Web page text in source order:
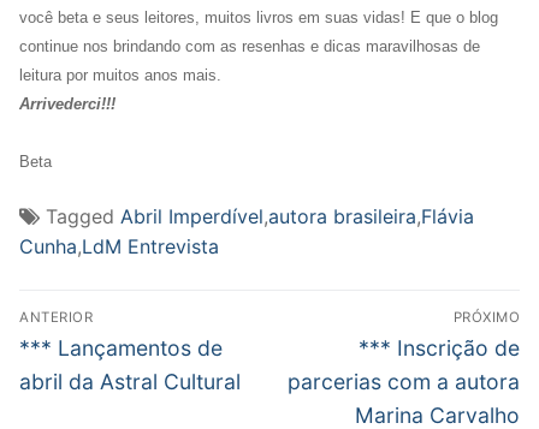
você beta e seus leitores, muitos livros em suas vidas! E que o blog
continue nos brindando com as resenhas e dicas maravilhosas de
leitura por muitos anos mais.
Arrivederci!!!
Beta
Tagged Abril Imperdível,autora brasileira,Flávia
Cunha,LdM Entrevista
Navegação
de
Post
ANTERIOR
Post
anterior:
*** Lançamentos de
abril da Astral Cultural
PRÓXIMO
Próximo
post:
*** Inscrição de
parcerias com a autora
Marina Carvalho